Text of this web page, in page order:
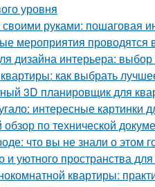
уровня
руками: пошаговая
мероприятия проводятся
дизайна интерьера:
как выбрать
3D планировщик для
интересные картинки
по технической
что вы не знали о этом
уютного пространства
квартиры: